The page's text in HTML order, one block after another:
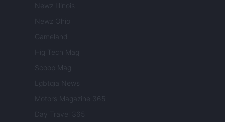
Newz Illinois
Newz Ohio
Gameland
Hig Tech Mag
Scoop Mag
Lgbtqia News
Motors Magazine 365
Day Travel 365